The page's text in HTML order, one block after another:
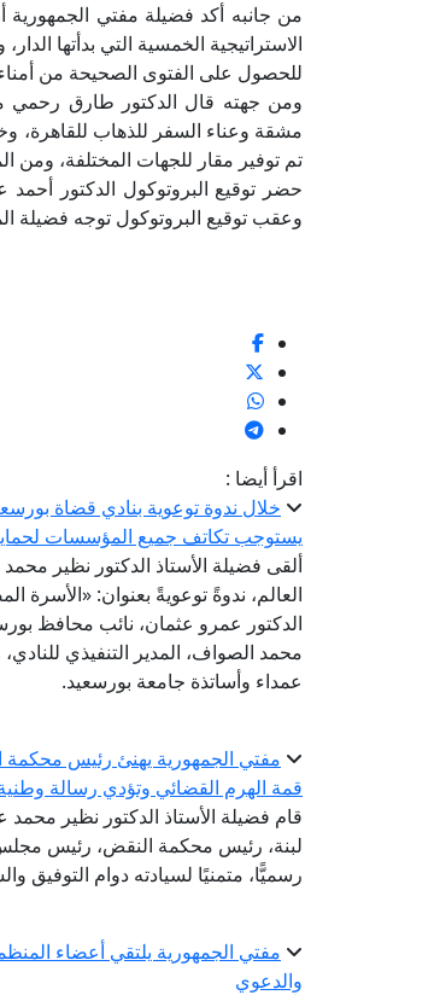
من جانبه أكد فضيلة مفتي
الاستراتيجية الخمسية التي بدأتها
للحصول على الفتوى الصحيحة من
ومن جهته قال الدكتور طارق رحمي
مشقة وعناء السفر للذهاب
تم توفير مقار للجهات المختلفة، ومن
حضر توقيع البروتوكول الدكتور أحمد
وعقب توقيع البروتوكول توجه فضيلة
اقرأ أيضا :
خلال ندوة توعوية بنادي قضاة
يستوجب تكاتف جميع المؤسسات
ألقى فضيلة الأستاذ الدكتور نظير محمد
العالم، ندوةً توعويةً بعنوان:
الدكتور عمرو عثمان، نائب محافظ
محمد الصواف، المدير التنفيذي
عمداء وأساتذة جامعة بورسعيد.
مفتي الجمهورية يهنئ رئيس محكمة
قمة الهرم القضائي وتؤدي رسالة
قام فضيلة الأستاذ الدكتور نظير محمد
لبنة، رئيس محكمة النقض، رئيس مجلس
رسميًّا، متمنيًا لسيادته دوام التوفيق
مفتي الجمهورية يلتقي أعضاء
والدعوي